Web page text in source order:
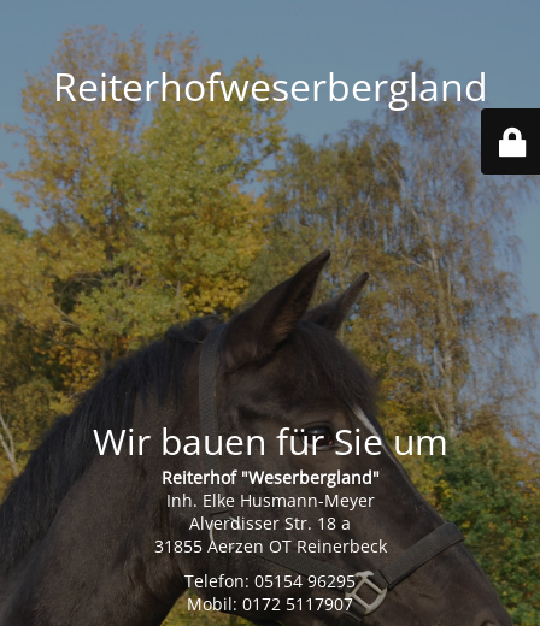
Reiterhofweserbergland
Wir bauen für Sie um
Reiterhof "Weserbergland"
Inh. Elke Husmann-Meyer
Alverdisser Str. 18 a
31855 Aerzen OT Reinerbeck
Telefon: 05154 96295
Mobil: 0172 5117907